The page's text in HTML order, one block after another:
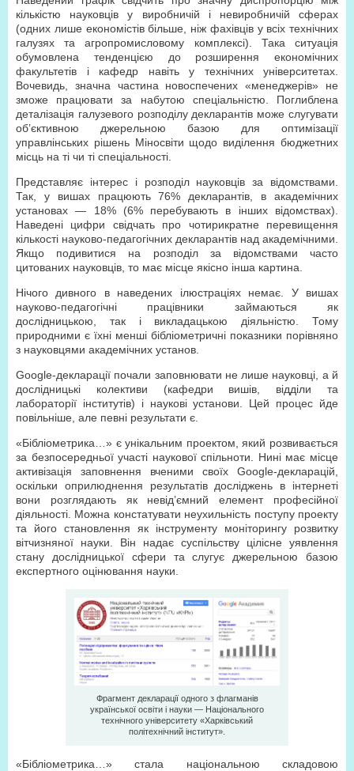
кількістю науковців у виробничій і невиробничій сферах
(одних лише економістів більше, ніж фахівців у всіх технічних
галузях та агропромисловому комплексі). Така ситуація
обумовлена тенденцією до розширення економічних
факультетів і кафедр навіть у технічних університетах.
Вочевидь, значна частина новоспечених «менеджерів» не
зможе працювати за набутою спеціальністю. Поглиблена
деталізація галузевого розподілу декларантів може слугувати
об’єктивною джерельною базою для оптимізації
управлінських рішень Міносвіти щодо виділення бюджетних
місць на ті чи ті спеціальності.
Представляє інтерес і розподіл науковців за відомствами.
Так, у вишах працюють 76% декларантів, в академічних
установах — 18% (6% перебувають в інших відомствах).
Наведені цифри свідчать про чотирикратне перевищення
кількості науково-педагогічних декларантів над академічними.
Якщо подивитися на розподіл за відомствами часто
цитованих науковців, то має місце якісно інша картина.
Нічого дивного в наведених ілюстраціях немає. У вишах
науково-педагогічні працівники займаються як
дослідницькою, так і викладацькою діяльністю. Тому
природними є їхні менші бібліометричні показники порівняно
з науковцями академічних установ.
Google-декларації почали заповнювати не лише науковці, а й
дослідницькі колективи (кафедри вишів, відділи та
лабораторії інститутів) і наукові установи. Цей процес йде
повільніше, але певні результати є.
«Бібліометрика…» є унікальним проектом, який розвивається
за безпосередньої участі наукової спільноти. Нині має місце
активізація заповнення вченими своїх Google-декларацій,
оскільки оприлюднення результатів досліджень в інтернеті
вони розглядають як невід’ємний елемент професійної
діяльності. Можна констатувати неухильність поступу проекту
та його становлення як інструменту моніторингу розвитку
вітчизняної науки. Він надає суспільству цілісне уявлення
стану дослідницької сфери та слугує джерельною базою
експертного оцінювання науки.
Фрагмент декларації одного з флагманів
української освіти і науки — Національного
технічного університету «Харківський
політехнічний інститут».
«Бібліометрика…» стала національною складовою